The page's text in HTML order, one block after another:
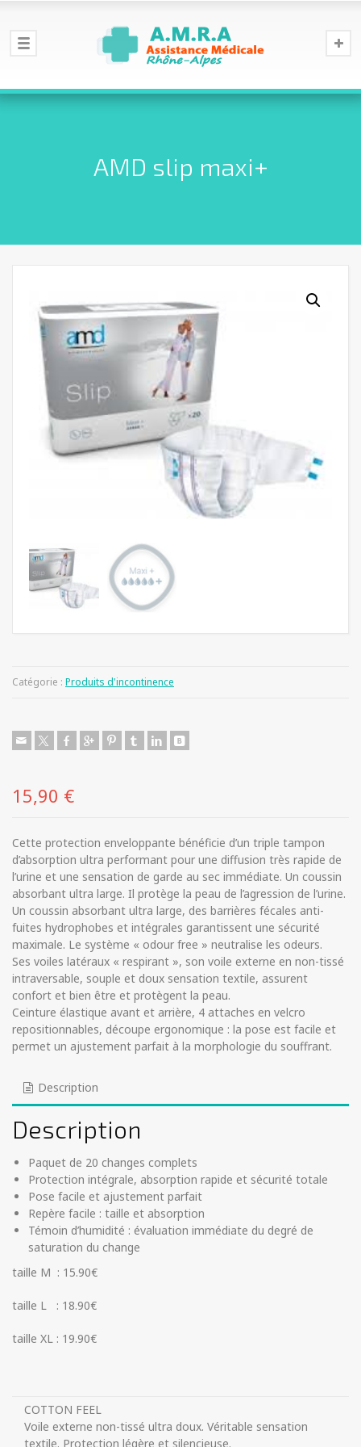
AMD slip maxi+
Catégorie : Produits d'incontinence
15,90 €
Cette protection enveloppante bénéficie d’un triple tampon
d’absorption ultra performant pour une diffusion très rapide de
l’urine et une sensation de garde au sec immédiate. Un coussin
absorbant ultra large. Il protège la peau de l’agression de l’urine.
Un coussin absorbant ultra large, des barrières fécales anti-
fuites hydrophobes et intégrales garantissent une sécurité
maximale. Le système « odour free » neutralise les odeurs.
Ses voiles latéraux « respirant », son voile externe en non-tissé
intraversable, souple et doux sensation textile, assurent
confort et bien être et protègent la peau.
Ceinture élastique avant et arrière, 4 attaches en velcro
repositionnables, découpe ergonomique : la pose est facile et
permet un ajustement parfait à la morphologie du souffrant.
Description
Description
Paquet de 20 changes complets
Protection intégrale, absorption rapide et sécurité totale
Pose facile et ajustement parfait
Repère facile : taille et absorption
Témoin d’humidité : évaluation immédiate du degré de
saturation du change
taille M : 15.90€
taille L : 18.90€
taille XL : 19.90€
COTTON FEEL
Voile externe non-tissé ultra doux. Véritable sensation
textile. Protection légère et silencieuse.